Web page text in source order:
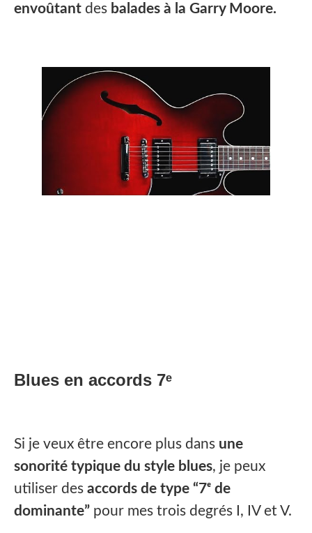
envoûtant des balades à la Garry Moore.
Blues en accords 7ᵉ
Si je veux être encore plus dans une
sonorité typique du style blues, je peux
utiliser des accords de type “7ᵉ de
dominante” pour mes trois degrés I, IV et V.